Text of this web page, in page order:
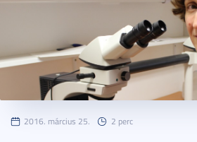
2016. március 25. 2 perc